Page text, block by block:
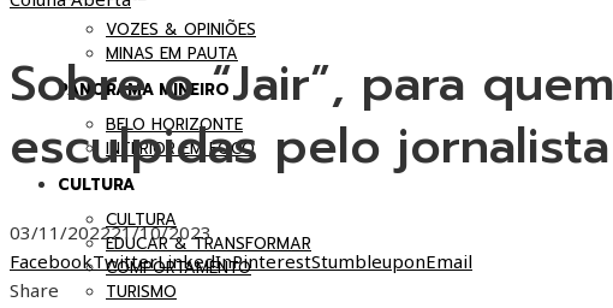
VOZES & OPINIÕES
MINAS EM PAUTA
PANORAMA MINEIRO
BELO HORIZONTE
INTERIOR EM FOCO
CULTURA
CULTURA
EDUCAR & TRANSFORMAR
COMPORTAMENTO
TURISMO
Sobre o “Jair”, para
esculpidas pelo
03/11/202221/10/2023
FacebookTwitterLinkedInPinterestStumbleuponEmail
Share